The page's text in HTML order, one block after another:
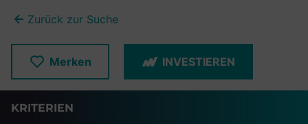
Zurück zur Suche
Merken INVESTIEREN
KRITERIEN